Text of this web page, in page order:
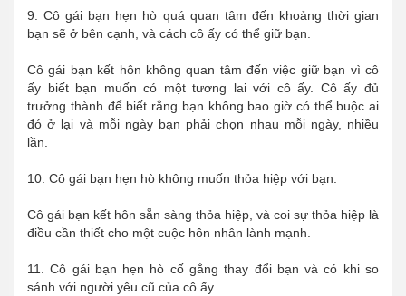
9. Cô gái bạn hẹn hò quá quan tâm đến khoảng thời gian
bạn sẽ ở bên cạnh, và cách cô ấy có thể giữ bạn.
Cô gái bạn kết hôn không quan tâm đến việc giữ bạn vì cô
ấy biết bạn muốn có một tương lai với cô ấy. Cô ấy đủ
trưởng thành để biết rằng bạn không bao giờ có thể buộc ai
đó ở lại và mỗi ngày bạn phải chọn nhau mỗi ngày, nhiều
lần.
10. Cô gái bạn hẹn hò không muốn thỏa hiệp với bạn.
Cô gái bạn kết hôn sẵn sàng thỏa hiệp, và coi sự thỏa hiệp là
điều cần thiết cho một cuộc hôn nhân lành mạnh.
11. Cô gái bạn hẹn hò cố gắng thay đổi bạn và có khi so
sánh với người yêu cũ của cô ấy.